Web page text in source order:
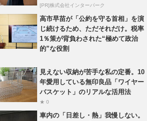
[PR]株式会社インターパーク
高市早苗が「公約を守る首相」を演
じ続けるため、ただそれだけ。税率
1％策が背負わされた“極めて政治
的”な役割
見えない収納が苦手な私の定番。10
年愛用している無印良品「ワイヤー
バスケット」のリアルな活用法
★ 0
車内の「日差し・熱」我慢しない。